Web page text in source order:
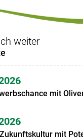
weiter
mit
mit